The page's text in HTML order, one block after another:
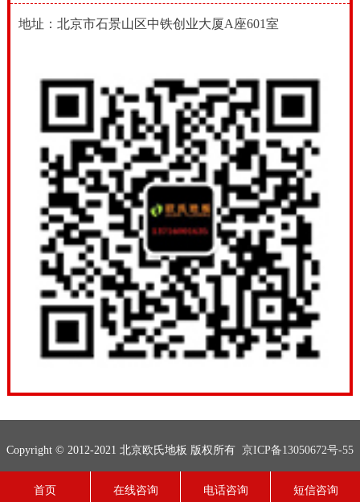
地址：北京市石景山区中铁创业大厦A座601室
Copyright © 2012-2021 北京欧氏地板 版权所有 京ICP备13050672号-55
首页
在线咨询 电话咨询 短信咨询